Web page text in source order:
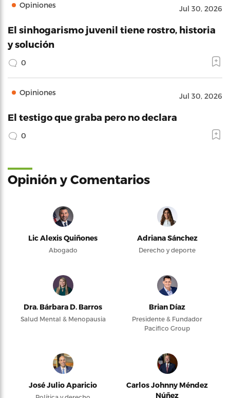
Opiniones Jul 30, 2026
El sinhogarismo juvenil tiene rostro, historia
y solución
0
Opiniones Jul 30, 2026
El testigo que graba pero no declara
0
Opinión y Comentarios
Lic Alexis Quiñones
Abogado
Adriana Sánchez
Derecho y deporte
Dra. Bárbara D. Barros
Salud Mental & Menopausia
Brian Díaz
Presidente & Fundador
Pacifico Group
José Julio Aparicio
Carlos Johnny Méndez
Núñez